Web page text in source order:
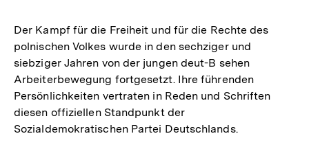
Der Kampf für die Freiheit und für die Rechte des
polnischen Volkes wurde in den sechziger und
siebziger Jahren von der jungen deut-B sehen
Arbeiterbewegung fortgesetzt. Ihre führenden
Persönlichkeiten vertraten in Reden und Schriften
diesen offiziellen Standpunkt der
Sozialdemokratischen Partei Deutschlands.